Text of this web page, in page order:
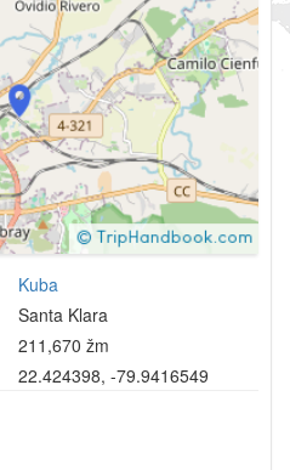
Kuba
Santa Klara
211,670 žm
22.424398, -79.9416549